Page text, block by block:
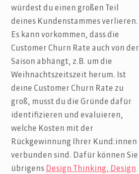
würdest du einen großen Teil
deines Kundenstammes verlieren.
Es kann vorkommen, dass die
Customer Churn Rate auch von der
Saison abhängt, z.B. um die
Weihnachtszeitszeit herum. Ist
deine Customer Churn Rate zu
groß, musst du die Gründe dafür
identifizieren und evaluieren,
welche Kosten mit der
Rückgewinnung Ihrer Kund:innen
verbunden sind. Dafür können Sie
übrigens Design Thinking, Design